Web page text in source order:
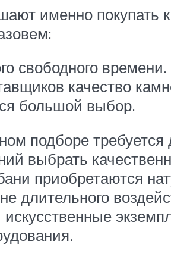
именно покупать
свободного времени.
качество
большой выбор.
подборе
выбрать
приобретаются
длительного